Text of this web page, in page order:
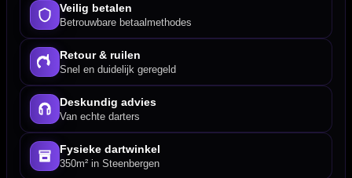
Veilig betalen
Betrouwbare betaalmethodes
Retour & ruilen
Snel en duidelijk geregeld
Deskundig advies
Van echte darters
Fysieke dartwinkel
350m² in Steenbergen